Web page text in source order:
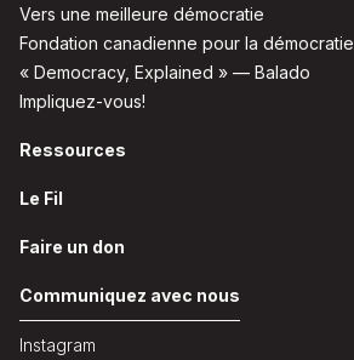
Vers une meilleure démocratie
Fondation canadienne pour la démocratie
« Democracy, Explained » — Balado
Impliquez-vous!
Ressources
Le Fil
Faire un don
Communiquez avec nous
Instagram